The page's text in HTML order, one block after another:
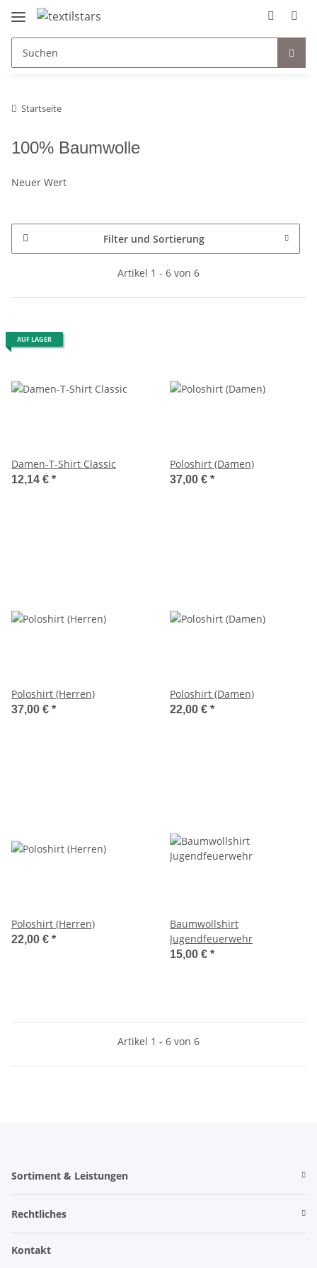
Startseite
100% Baumwolle
Neuer Wert
Filter und Sortierung
Artikel 1 - 6 von 6
AUF LAGER
Damen-T-Shirt Classic
12,14 € *
Poloshirt (Damen)
37,00 € *
Poloshirt (Herren)
37,00 € *
Poloshirt (Damen)
22,00 € *
Poloshirt (Herren)
22,00 € *
Baumwollshirt
Jugendfeuerwehr
15,00 € *
Artikel 1 - 6 von 6
Sortiment & Leistungen
Rechtliches
Kontakt